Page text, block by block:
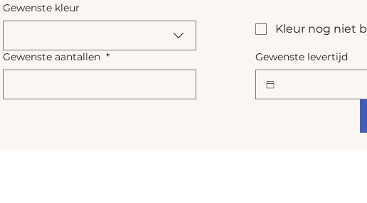
Gewenste kleur
Kleur nog niet
Gewenste aantallen * Gewenste levertijd